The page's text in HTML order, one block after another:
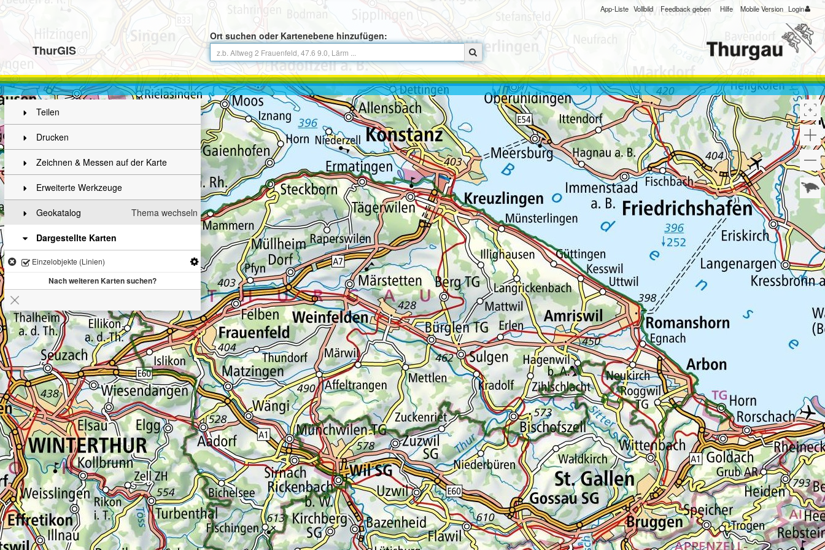
ThurGIS
Ort suchen oder Kartenebene hinzufügen:
App-Liste Vollbild Feedback geben Hilfe Mobile Version Login
Teilen
Drucken
Zeichnen & Messen auf der Karte
Erweiterte Werkzeuge
Thema wechseln
Geokatalog
Dargestellte Karten
Einzelobjekte (Linien)
Nach weiteren Karten suchen?